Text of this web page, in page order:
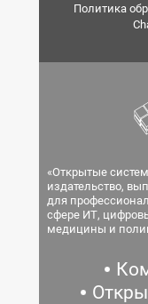
Политика
«Открытые
издательство,
для
сфере ИТ,
медицины и